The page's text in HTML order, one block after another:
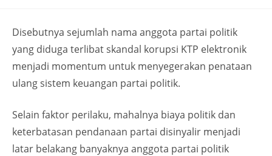
Disebutnya sejumlah nama anggota partai politik
yang diduga terlibat skandal korupsi KTP elektronik
menjadi momentum untuk menyegerakan penataan
ulang sistem keuangan partai politik.
Selain faktor perilaku, mahalnya biaya politik dan
keterbatasan pendanaan partai disinyalir menjadi
latar belakang banyaknya anggota partai politik